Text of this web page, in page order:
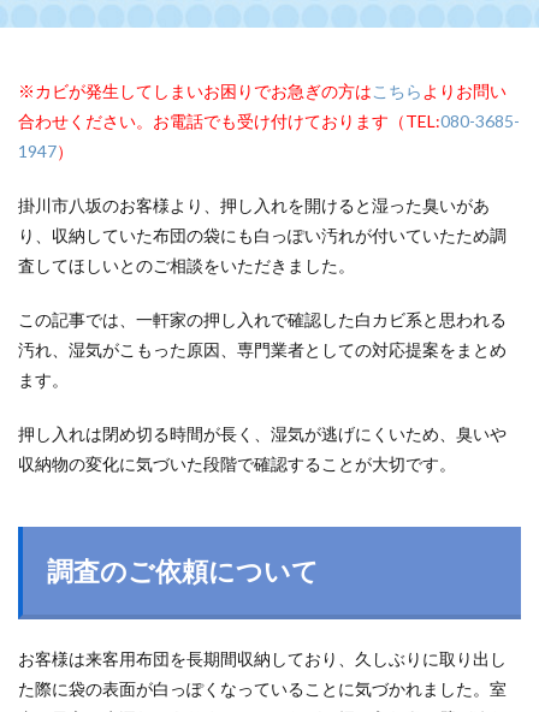
※カビが発生してしまいお困りでお急ぎの方はこちら よりお問い
合わせください。お電話でも受け付けております（TEL:080-3685-
1947）
掛川市八坂のお客様より、押し入れを開けると湿った臭いがあ
り、収納していた布団の袋にも白っぽい汚れが付いていたため調
査してほしいとのご相談をいただきました。
この記事では、一軒家の押し入れで確認した白カビ系と思われる
汚れ、湿気がこもった原因、専門業者としての対応提案をまとめ
ます。
押し入れは閉め切る時間が長く、湿気が逃げにくいため、臭いや
収納物の変化に気づいた段階で確認することが大切です。
調査のご依頼について
お客様は来客用布団を長期間収納しており、久しぶりに取り出し
た際に袋の表面が白っぽくなっていることに気づかれました。室